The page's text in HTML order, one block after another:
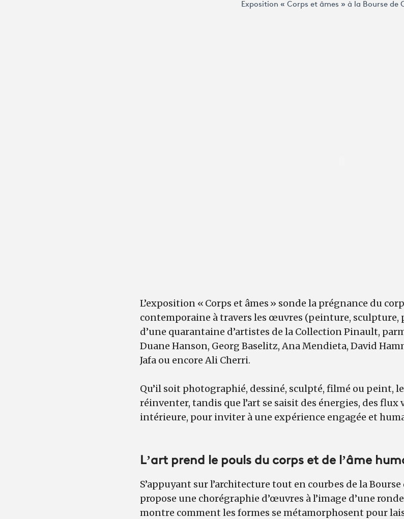
Exposition « Corps et âmes » à la Bourse de
L’exposition « Corps et âmes » sonde la prégnance du
contemporaine à travers les œuvres (peinture, sculpture,
d’une quarantaine d’artistes de la Collection Pinault,
Duane Hanson, Georg Baselitz, Ana Mendieta, David
Jafa ou encore Ali Cherri.
Qu’il soit photographié, dessiné, sculpté, filmé ou peint, le
réinventer, tandis que l’art se saisit des énergies, des flux
intérieure, pour inviter à une expérience engagée et
L’art prend le pouls du corps et de l’âme
S’appuyant sur l’architecture tout en courbes de la
propose une chorégraphie d’œuvres à l’image d’une
montre comment les formes se métamorphosent pour